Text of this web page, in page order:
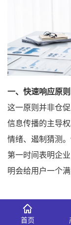
一、快速响应原则
这一原则并非仓
信息传播的主导
情绪、遏制猜测
第一时间表明企
明会给用户一个满
二、真实透明原则
首页